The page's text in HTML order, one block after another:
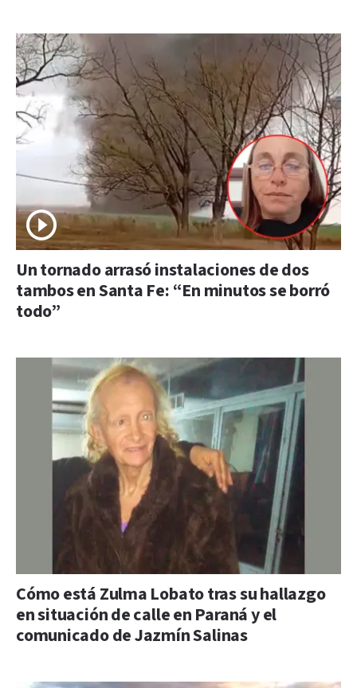
Un tornado arrasó instalaciones de dos
tambos en Santa Fe: “En minutos se borró
todo”
Cómo está Zulma Lobato tras su hallazgo
en situación de calle en Paraná y el
comunicado de Jazmín Salinas